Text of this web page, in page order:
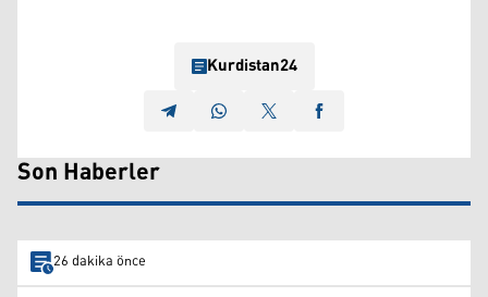
Kurdistan24
Son Haberler
26 dakika önce